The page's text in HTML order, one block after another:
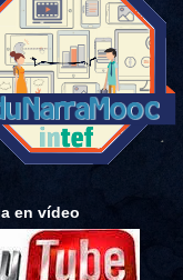
en vídeo